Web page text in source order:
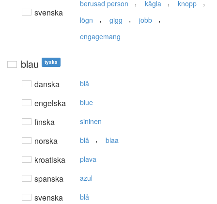
svenska
berusad person , kägla , knopp ,
lögn , gigg , jobb ,
engagemang
blau tyska
danska blå
engelska blue
finska sininen
norska blå , blaa
kroatiska plava
spanska azul
svenska blå